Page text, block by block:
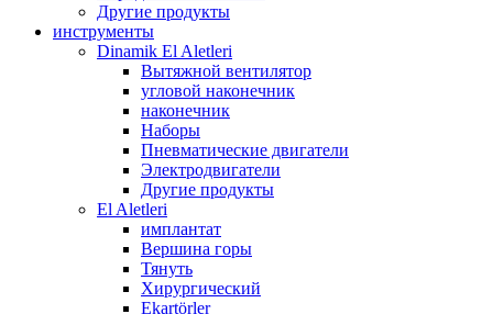
Другие продукты
инструменты
Dinamik El Aletleri
Вытяжной вентилятор
угловой наконечник
наконечник
Наборы
Пневматические двигатели
Электродвигатели
Другие продукты
El Aletleri
имплантат
Вершина горы
Тянуть
Хирургический
Ekartörler